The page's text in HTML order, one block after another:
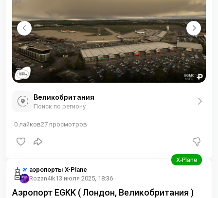
Великобритания
Поиск по региону
0 лайков27 просмотров
аэропорты X-Plane
Rozan4ik13 июля 2025, 18:36
Аэропорт EGKK ( Лондон, Великобритания )